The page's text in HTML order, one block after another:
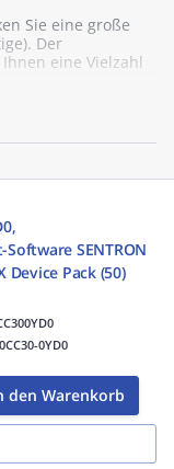
Sie eine große
Der
eine Vielzahl
SENTRON
Device Pack (50)
0YD0
den Warenkorb